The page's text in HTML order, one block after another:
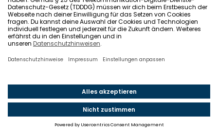
und die Schule zwei Straßen weiter geschlossen war.
Grundstück kaufen: Unterschied zwischen
Baugrundstück, Bauland und Bauerwartungsland
Auf der Suche nach einem passenden Grundstück
bist du sicherlich schon über die Begriffe
gestoßen. Wir erklären, wie sie sich voneinander
unterscheiden.
Baugrundstück
Ein Baugrundstück (auch baureifes Land) ist